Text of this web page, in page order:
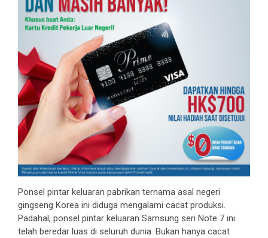
Ponsel pintar keluaran pabrikan ternama asal negeri
gingseng Korea ini diduga mengalami cacat produksi.
Padahal, ponsel pintar keluaran Samsung seri Note 7 ini
telah beredar luas di seluruh dunia. Bukan hanya cacat